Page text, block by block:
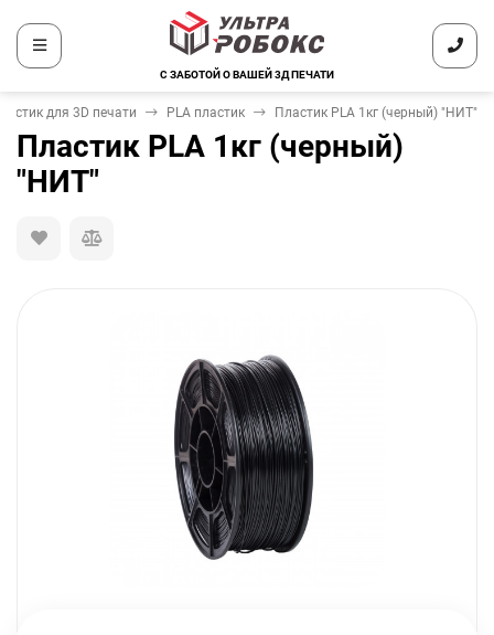
С ЗАБОТОЙ О ВАШЕЙ 3Д ПЕЧАТИ
для 3D печати PLA пластик Пластик PLA 1кг (черный) "НИТ"
Пластик PLA 1кг (черный)
"НИТ"